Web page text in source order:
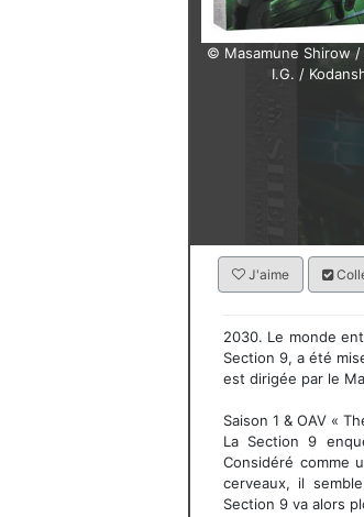
© Masamune Shirow /
I.G. /
J'aime
2030. Le monde
Section 9, a été
est dirigée par le
Saison 1 & OAV «
La Section 9
Considéré comme
cerveaux, il
Section 9 va alors